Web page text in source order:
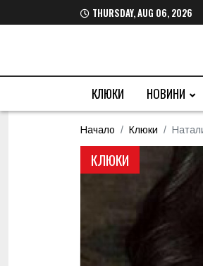
THURSDAY, AUG 06, 2026
КЛЮКИ НОВИНИ
Начало Клюки
КЛЮКИ